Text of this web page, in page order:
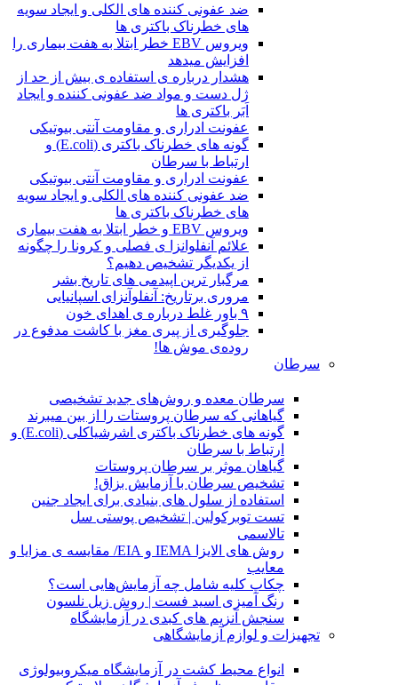
ضد عفونی کننده های الکلی و ایجاد سویه
های خطرناک باکتری ها
ویروس EBV خطر ابتلا به هفت بیماری را
افزایش میدهد
هشدار درباره ی استفاده ی بیش از حد از
ژل دست و مواد ضد عفونی کننده و ایجاد
اَبَر باکتری ها
عفونت ادراری و مقاومت آنتی بیوتیکی
گونه های خطرناک باکتری (E.coli) و
ارتباط با سرطان
عفونت ادراری و مقاومت آنتی بیوتیکی
ضد عفونی کننده های الکلی و ایجاد سویه
های خطرناک باکتری ها
ویروس EBV و خطر ابتلا به هفت بیماری
علائم آنفلوانزا ی فصلی و کرونا را چگونه
از یکدیگر تشخیص دهیم؟
مرگبار ترین اپیدمی های تاریخ بشر
مروری برتاریخ: آنفلوآنزای اسپانیایی
۹ باور غلط درباره ی اهدای خون
جلوگیری از پیری مغز با کاشت مدفوع در
روده‌ی موش ها!
سرطان
سرطان معده و روش‌های جدید تشخیصی
گیاهانی که سرطان پروستات را از بین میبرند
گونه های خطرناک باکتری اشرشیاکلی (E.coli) و
ارتباط با سرطان
گیاهان موثر بر سرطان پروستات
تشخیص سرطان با آزمایش بزاق!
استفاده از سلول های بنیادی برای ایجاد جنین
تست توبرکولین | تشخیص پوستی سل
تالاسمی
روش های الایزا IEMA و EIA/ مقایسه ی مزایا و
معایب
چکاپ کلیه شامل چه آزمایش‌هایی است؟
رنگ آمیزی اسید فست | روش زیل نلسون
سنجش آنزیم های کبدی در آزمایشگاه
تجهیزات و لوازم آزمایشگاهی
انواع محیط کشت در آزمایشگاه میکروبیولوژی